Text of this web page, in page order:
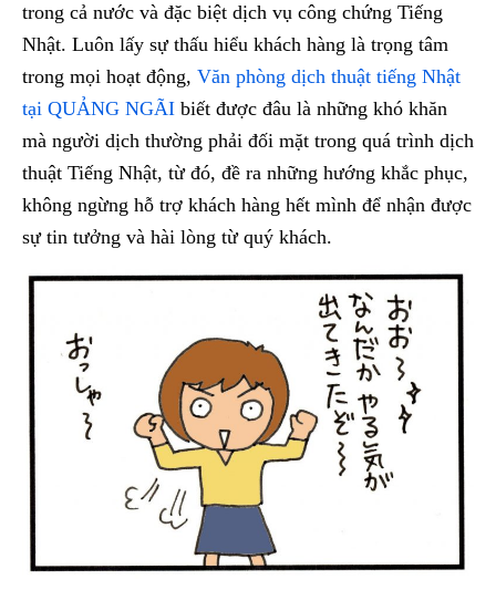
trong cả nước và đặc biệt dịch vụ công chứng Tiếng
Nhật. Luôn lấy sự thấu hiểu khách hàng là trọng tâm
trong mọi hoạt động, Văn phòng dịch thuật tiếng Nhật
tại QUẢNG NGÃI biết được đâu là những khó khăn
mà người dịch thường phải đối mặt trong quá trình dịch
thuật Tiếng Nhật, từ đó, đề ra những hướng khắc phục,
không ngừng hỗ trợ khách hàng hết mình để nhận được
sự tin tưởng và hài lòng từ quý khách.